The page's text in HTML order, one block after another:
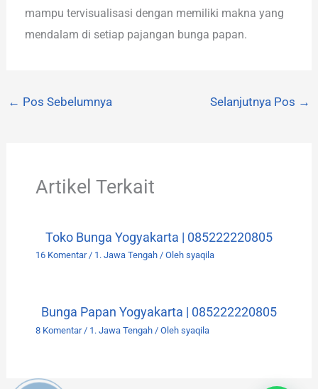
mampu tervisualisasi dengan memiliki makna yang
mendalam di setiap pajangan bunga papan.
← Pos Sebelumnya Selanjutnya Pos →
Artikel Terkait
Toko Bunga Yogyakarta | 085222220805
16 Komentar / 1. Jawa Tengah/ Oleh syaqila
Bunga Papan Yogyakarta | 085222220805
8 Komentar / 1. Jawa Tengah/ Oleh syaqila